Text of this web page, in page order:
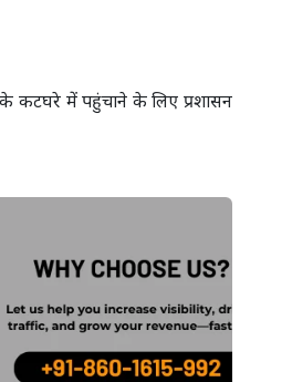
कटघरे में पहुंचाने के लिए प्रशासन